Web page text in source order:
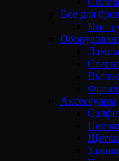
Все для
Аксессуары